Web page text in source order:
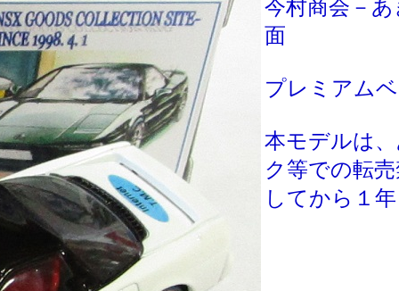
今村商会－
面
プレミアム
本モデルは
ク等での転
してから１